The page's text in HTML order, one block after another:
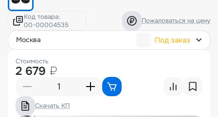
Код товара: Пожаловаться на цену
москва Под заказ
Стоимость
2 679 ₽
Скачать КП